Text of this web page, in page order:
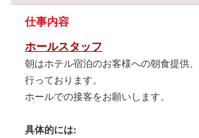
仕事内容
ホールスタッフ
朝はホテル宿泊のお客様への朝食提供
行っております。
ホールでの接客をお願いします。
具体的には: